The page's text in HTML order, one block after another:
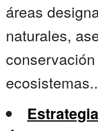
áreas
naturales,